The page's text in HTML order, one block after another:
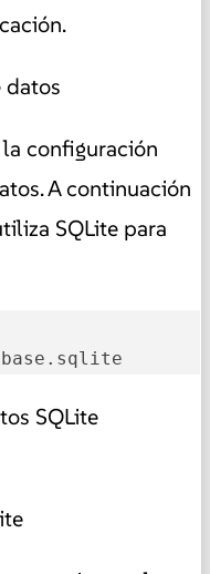
datos
configuración
A continuación
SQLite para
SQLite